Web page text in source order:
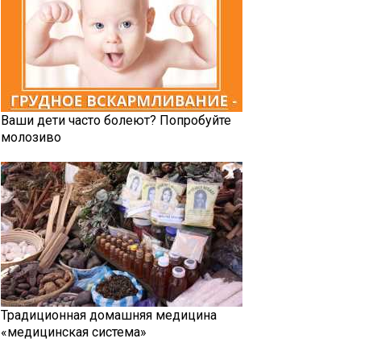
Ваши дети часто болеют? Попробуйте
молозиво
Традиционная домашняя медицина
«медицинская система»